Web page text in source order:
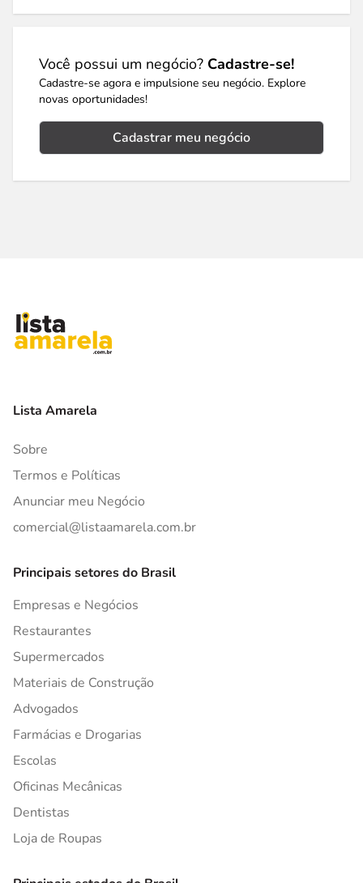
Você possui um negócio? Cadastre-se!
Cadastre-se agora e impulsione seu negócio. Explore
novas oportunidades!
Cadastrar meu negócio
Lista Amarela
Sobre
Termos e Políticas
Anunciar meu Negócio
comercial@listaamarela.com.br
Principais setores do Brasil
Empresas e Negócios
Restaurantes
Supermercados
Materiais de Construção
Advogados
Farmácias e Drogarias
Escolas
Oficinas Mecânicas
Dentistas
Loja de Roupas